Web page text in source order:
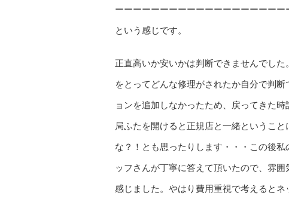
ーーーーーーーーーーーーーーーーーー
という感じです。
正直高いか安いかは判断できませんでし
をとってどんな修理がされたか自分で判
ョンを追加しなかったため、戻ってきた
局ふたを開けると正規店と一緒というこ
な？！とも思ったりします・・・この後
ッフさんが丁寧に答えて頂いたので、雰
感じました。やはり費用重視で考えると